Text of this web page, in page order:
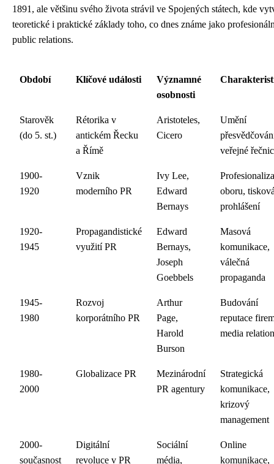
1891, ale většinu svého života strávil ve Spojených státech, kde
teoretické i praktické základy toho, co dnes známe jako
public relations.
Období Klíčové události
Významné
osobnosti
Starověk
(do 5. st.)
Rétorika v
antickém Řecku
a Římě
Aristoteles,
Cicero
Umění
veřejné
1900-
1920
Vznik
moderního PR
Ivy Lee,
Edward
Bernays
oboru,
prohlášení
1920-
1945
Propagandistické
využití PR
Edward
Bernays,
Joseph
Goebbels
Masová
komunikace,
válečná
propaganda
1945-
1980
Rozvoj
korporátního PR
Arthur
Page,
Harold
Burson
Budování
reputace
media
1980-
2000
Globalizace PR
Mezinárodní
PR agentury
Strategická
komunikace,
krizový
management
2000-
současnost
Digitální
revoluce v PR
Sociální
média,
Online
komunikace,